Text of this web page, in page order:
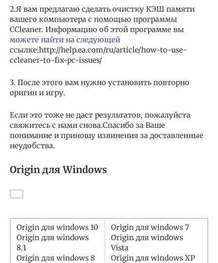
2.Я вам предлагаю сделать очистку КЭШ памяти
вашего компьютера с помощью программы
CCleaner. Информацию об этой программе вы
можете найти на следующей
ссылке:http://help.ea.com/ru/article/how-to-use-
ccleaner-to-fix-pc-issues/
3. После этого вам нужно установить повторно
оригин и игру.
Если это тоже не даст результатов, пожалуйста
свяжитесь с нами снова.Спасибо за Ваше
понимание и приношу извинения за доставленные
неудобства.
Origin для Windows
Origin для windows 10
Origin для windows
8.1
Origin для windows 8
Origin для windows 7
Origin для windows
Vista
Origin для windows XP